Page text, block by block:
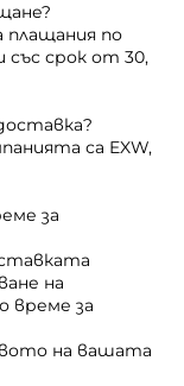
плащания по
със срок от 30,
са EXW,
за
на
време за
на вашата